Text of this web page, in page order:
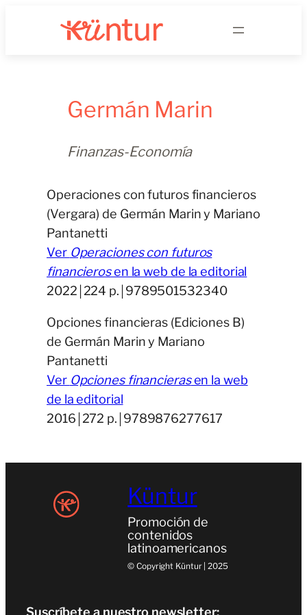
Germán Marin
Finanzas-Economía
Operaciones con futuros financieros
(Vergara) de Germán Marin y Mariano
Pantanetti
Ver Operaciones con futuros
financierosen la web de la editorial
2022￨224 p.￨9789501532340
Opciones financieras (Ediciones B)
de Germán Marin y Mariano
Pantanetti
Ver Opciones financierasen la web
de la editorial
2016￨272 p.￨9789876277617
Küntur
Promoción de
contenidos
latinoamericanos
© Copyright Küntur | 2025
Suscríbete a nuestro newsletter: